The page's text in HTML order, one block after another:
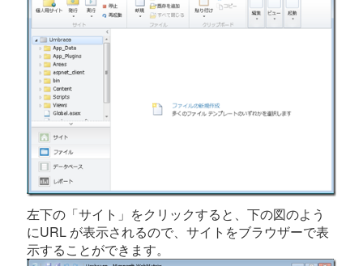
左下の「サイト」をクリックすると、下の図のよう
にURL が表示されるので、サイトをブラウザーで表
示することができます。